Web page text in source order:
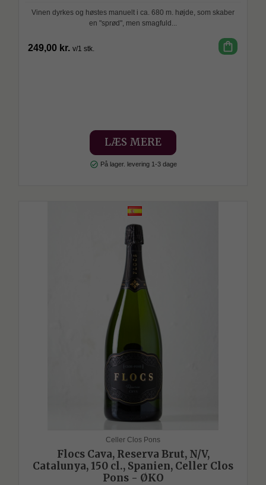
Vinen dyrkes og høstes manuelt i ca. 680 m. højde, som skaber
en "sprød", men smagfuld...
249,00 kr. v/1 stk. shopping_bag
LÆS MERE
check_circle På lager. levering 1-3 dage
Celler Clos Pons
Flocs Cava, Reserva Brut, N/V,
Catalunya, 150 cl., Spanien, Celler Clos
Pons - ØKO